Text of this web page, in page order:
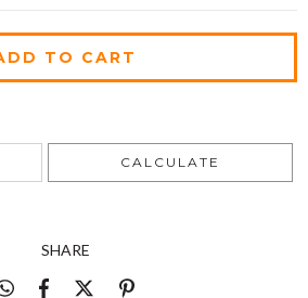
CALCULATE
SHARE